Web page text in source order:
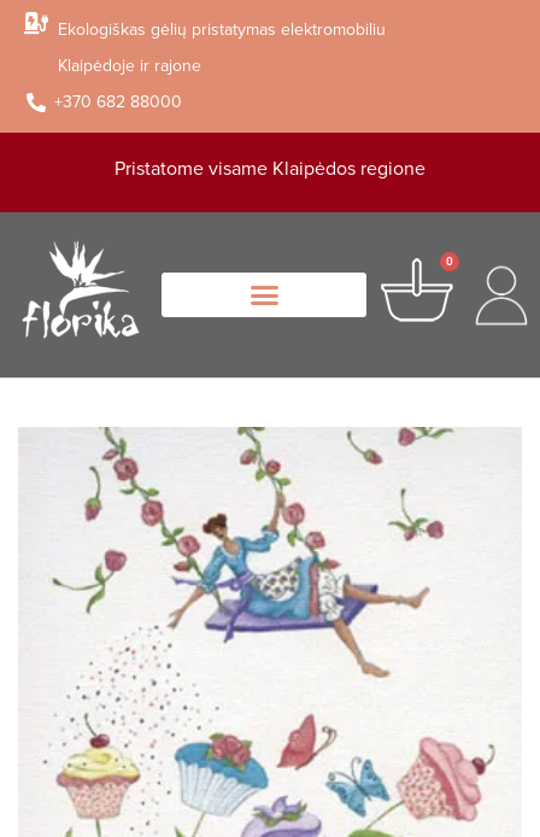
Ekologiškas gėlių pristatymas elektromobiliu
Klaipėdoje ir rajone
+370 682 88000
Pristatome visame Klaipėdos regione
0